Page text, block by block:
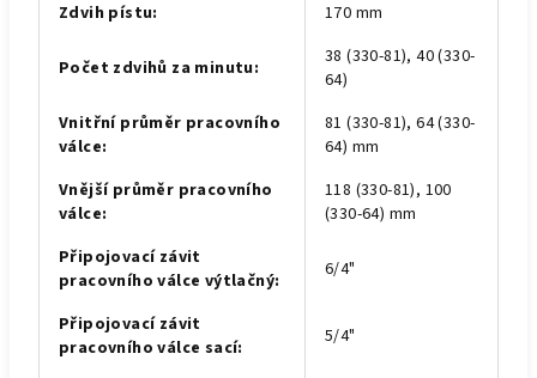
Zdvih pístu: 170 mm
Počet zdvihů za minutu:
38 (330-81), 40 (330-
64)
Vnitřní průměr pracovního
válce:
81 (330-81), 64 (330-
64) mm
Vnější průměr pracovního
válce:
118 (330-81), 100
(330-64) mm
Připojovací závit
pracovního válce výtlačný: 6/4"
Připojovací závit
pracovního válce sací: 5/4"